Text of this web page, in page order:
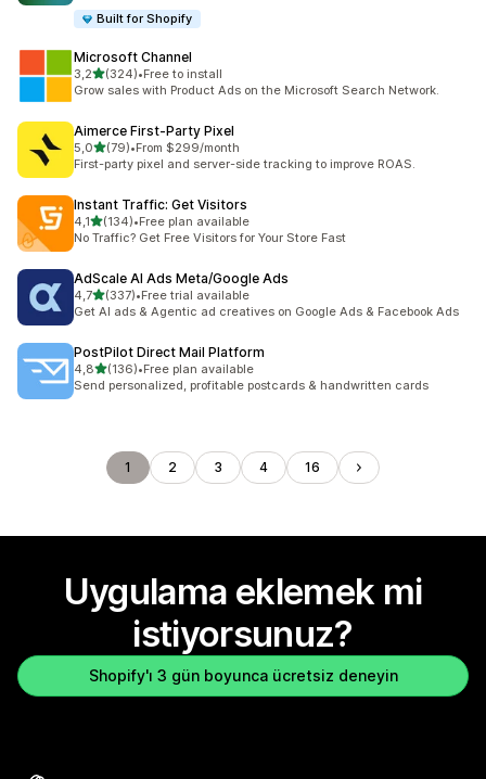
Built for Shopify
Microsoft Channel
3,25 yıldız üzerinden
(324)
toplam 324 değerlendirme
•Free to install
Grow sales with Product Ads on the Microsoft Search Network.
Aimerce First‑Party Pixel
5,05 yıldız üzerinden
(79)
toplam 79 değerlendirme
•From $299/month
First-party pixel and server-side tracking to improve ROAS.
Instant Traffic: Get Visitors
4,15 yıldız üzerinden
(134)
toplam 134 değerlendirme
•Free plan available
No Traffic? Get Free Visitors for Your Store Fast
AdScale AI Ads Meta/Google Ads
4,75 yıldız üzerinden
(337)
toplam 337 değerlendirme
•Free trial available
Get AI ads & Agentic ad creatives on Google Ads & Facebook Ads
PostPilot Direct Mail Platform
4,85 yıldız üzerinden
(136)
toplam 136 değerlendirme
•Free plan available
Send personalized, profitable postcards & handwritten cards
1 2 3 4 16
Uygulama eklemek mi
istiyorsunuz?
Shopify'ı 3 gün boyunca ücretsiz deneyin